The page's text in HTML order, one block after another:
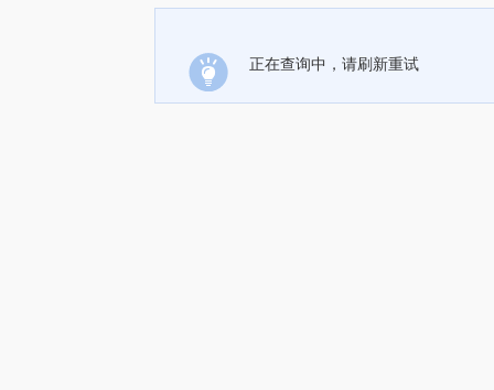
正在查询中，请刷新重试